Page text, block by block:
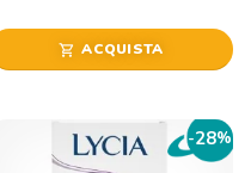
shopping_cart ACQUISTA
-28%